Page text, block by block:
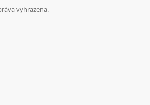
vyhrazena.